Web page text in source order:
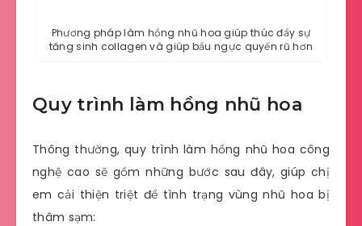
Phương pháp làm hồng nhũ hoa giúp thúc đẩy sự
tăng sinh collagen và giúp bầu ngực quyến rũ hơn
Quy trình làm hồng nhũ hoa
Thông thường, quy trình làm hồng nhũ hoa công
nghệ cao sẽ gồm những bước sau đây, giúp chị
em cải thiện triệt để tình trạng vùng nhũ hoa bị
thâm sạm: